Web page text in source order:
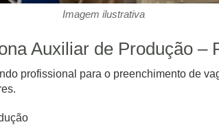
Imagem ilustrativa
Auxiliar de Produção –
profissional para o preenchimento de